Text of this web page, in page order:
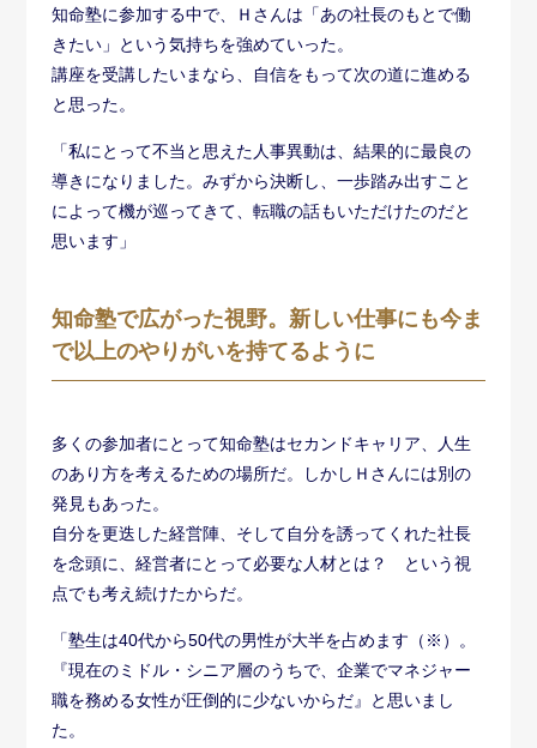
知命塾に参加する中で、Ｈさんは「あの社長のもとで働
きたい」という気持ちを強めていった。
講座を受講したいまなら、自信をもって次の道に進める
と思った。
「私にとって不当と思えた人事異動は、結果的に最良の
導きになりました。みずから決断し、一歩踏み出すこと
によって機が巡ってきて、転職の話もいただけたのだと
思います」
知命塾で広がった視野。新しい仕事にも今ま
で以上のやりがいを持てるように
多くの参加者にとって知命塾はセカンドキャリア、人生
のあり方を考えるための場所だ。しかしＨさんには別の
発見もあった。
自分を更迭した経営陣、そして自分を誘ってくれた社長
を念頭に、経営者にとって必要な人材とは？ という視
点でも考え続けたからだ。
「塾生は40代から50代の男性が大半を占めます（※）。
『現在のミドル・シニア層のうちで、企業でマネジャー
職を務める女性が圧倒的に少ないからだ』と思いまし
た。